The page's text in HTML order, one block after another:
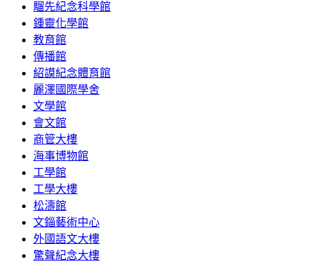
騮先紀念科學館
鍾靈化學館
教育館
傳播館
紹謨紀念體育館
麗澤國際學舍
文學館
會文館
商管大樓
海事博物館
工學館
工學大樓
松濤館
文錙藝術中心
外國語文大樓
驚聲紀念大樓